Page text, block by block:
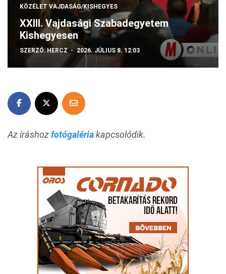
KÖZÉLET VAJDASÁG/KISHEGYES
XXIII. Vajdasági Szabadegyetem
Kishegyesen
SZERZŐ:HERCZ 2026. JÚLIUS 8. 12:03
Az íráshozfotógalériakapcsolódik.